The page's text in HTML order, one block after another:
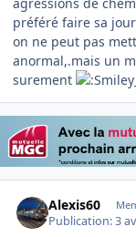
agressions de
préféré faire sa
on ne peut pas
anormal,.mais un
surement
Alexis60
Publication:3